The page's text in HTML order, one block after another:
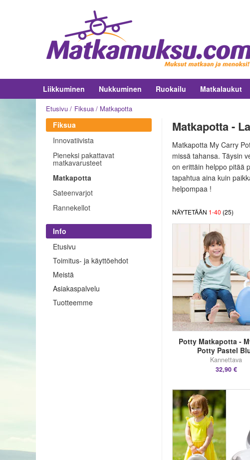
Liikkuminen Nukkuminen Ruokailu Matkalaukut
Etusivu Fiksua Matkapotta
Fiksua
Innovatiivista
Pieneksi pakattavat
matkavarusteet
Matkapotta
Sateenvarjot
Rannekellot
Info
Etusivu
Toimitus- ja käyttöehdot
Meistä
Asiakaspalvelu
Tuotteemme
Matkapotta -
Matkapotta My Carry
missä tahansa. Täysin
on erittäin helppo pitää
tapahtua aina kuin
helpompaa !
NÄYTETÄÄN 1-40 (25)
Potty Matkapotta -
Potty Pastel
Kannettava
32,90 €